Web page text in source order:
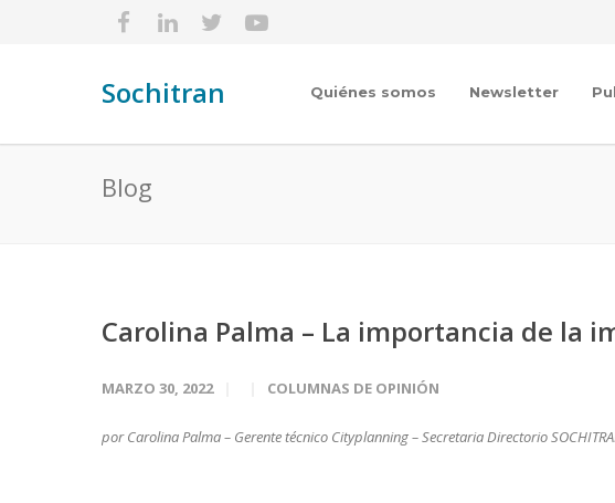
Sochitran Quiénes somos Newsletter
Blog
Carolina Palma – La importancia de la
MARZO 30, 2022 COLUMNAS DE OPINIÓN
por Carolina Palma – Gerente técnico Cityplanning – Secretaria Directorio